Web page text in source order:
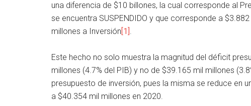
una diferencia de $10 billones, la cual corresponde al
se encuentra SUSPENDIDO y que corresponde a
millones a Inversión[1].
Este hecho no solo muestra la magnitud del déficit
millones (4.7% del PIB) y no de $39.165 mil millones
presupuesto de inversión, pues la misma se reduce en
a $40.354 mil millones en 2020.